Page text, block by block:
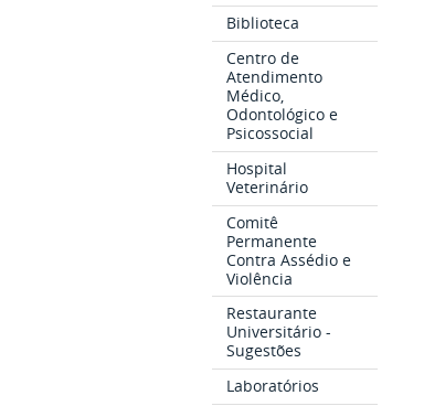
Biblioteca
Centro de
Atendimento
Médico,
Odontológico e
Psicossocial
Hospital
Veterinário
Comitê
Permanente
Contra Assédio e
Violência
Restaurante
Universitário -
Sugestões
Laboratórios